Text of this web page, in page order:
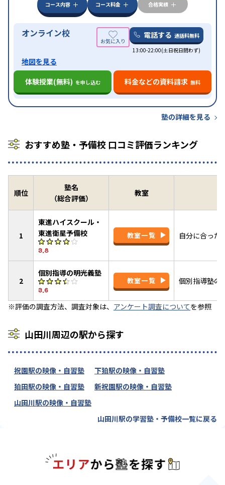
コース内容
コース料金 合格実績
オンライン校 電話する 通話料無料
13:00-22:00(土日祝日問わず)
地図を見る
体験授業(無料) を申し込む 料金などの資料請求 無料
塾の詳細を見る
おすすめ塾・予備校 口コミ評価ランキング
順位
塾名
（総合評価）
教室
1
東進ハイスクール・
東進衛星予備校
3.8
教室一覧 自分に合った
2
個別指導の明光義塾
3.6
教室一覧 個別指導塾の
※評価の調査方法、調査対象は、 アンケート調査についてを参照
山田川周辺の駅から探す
祝園駅の映像・自習塾
下狛駅の映像・自習塾
狛田駅の映像・自習塾
新祝園駅の映像・自習塾
山田川駅の映像・自習塾
山田川駅の学習塾・予備校一覧に戻る